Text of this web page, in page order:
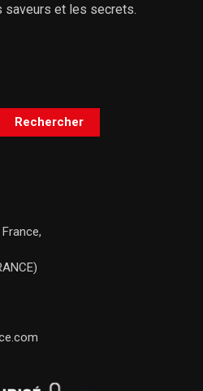
saveurs et les secrets.
Rechercher